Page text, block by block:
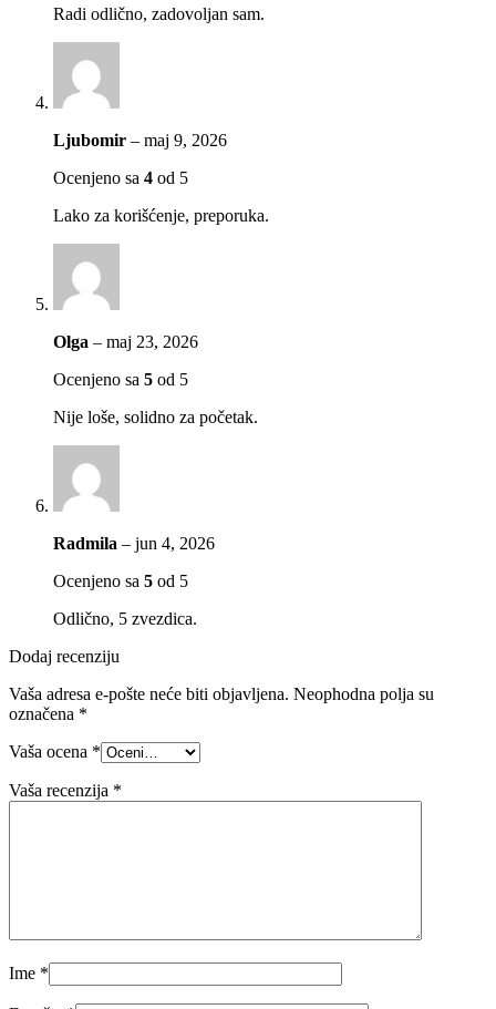
Radi odlično, zadovoljan sam.
Ljubomir – maj 9, 2026
Ocenjeno sa 4 od 5
Lako za korišćenje, preporuka.
Olga – maj 23, 2026
Ocenjeno sa 5 od 5
Nije loše, solidno za početak.
Radmila – jun 4, 2026
Ocenjeno sa 5 od 5
Odlično, 5 zvezdica.
Dodaj recenziju
Vaša adresa e-pošte neće biti objavljena. Neophodna polja su
označena *
Vaša ocena *
Vaša recenzija *
Ime *